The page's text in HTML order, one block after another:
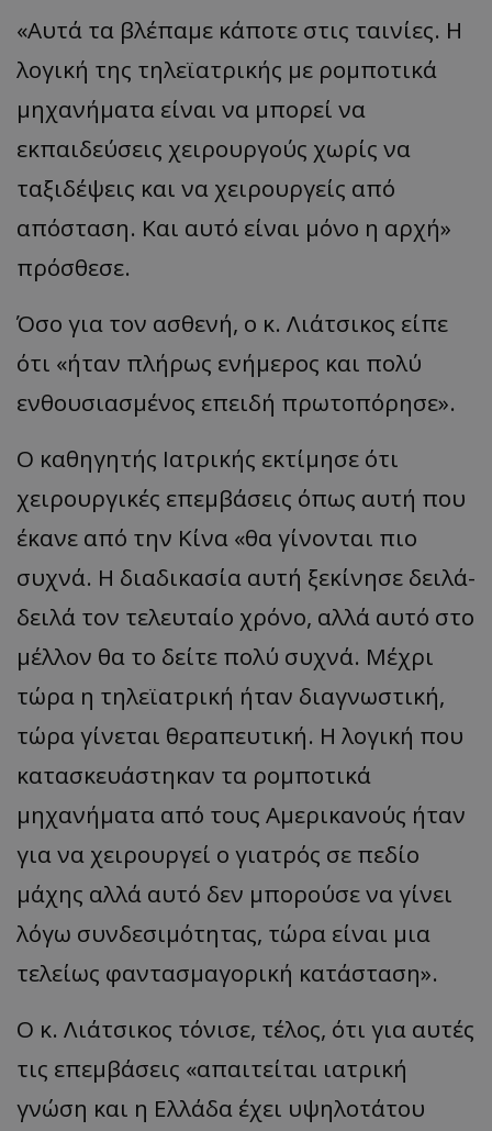
«Αυτά τα βλέπαμε κάποτε στις ταινίες. Η
λογική της τηλεϊατρικής με ρομποτικά
μηχανήματα είναι να μπορεί να
εκπαιδεύσεις χειρουργούς χωρίς να
ταξιδέψεις και να χειρουργείς από
απόσταση. Και αυτό είναι μόνο η αρχή»
πρόσθεσε.
Όσο για τον ασθενή, ο κ. Λιάτσικος είπε
ότι «ήταν πλήρως ενήμερος και πολύ
ενθουσιασμένος επειδή πρωτοπόρησε».
Ο καθηγητής Ιατρικής εκτίμησε ότι
χειρουργικές επεμβάσεις όπως αυτή που
έκανε από την Κίνα «θα γίνονται πιο
συχνά. Η διαδικασία αυτή ξεκίνησε δειλά-
δειλά τον τελευταίο χρόνο, αλλά αυτό στο
μέλλον θα το δείτε πολύ συχνά. Μέχρι
τώρα η τηλεϊατρική ήταν διαγνωστική,
τώρα γίνεται θεραπευτική. Η λογική που
κατασκευάστηκαν τα ρομποτικά
μηχανήματα από τους Αμερικανούς ήταν
για να χειρουργεί ο γιατρός σε πεδίο
μάχης αλλά αυτό δεν μπορούσε να γίνει
λόγω συνδεσιμότητας, τώρα είναι μια
τελείως φαντασμαγορική κατάσταση».
Ο κ. Λιάτσικος τόνισε, τέλος, ότι για αυτές
τις επεμβάσεις «απαιτείται ιατρική
γνώση και η Ελλάδα έχει υψηλοτάτου